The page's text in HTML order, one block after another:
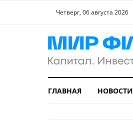
Четверг, 06 августа 2026
ГЛАВНАЯ НОВОСТИ